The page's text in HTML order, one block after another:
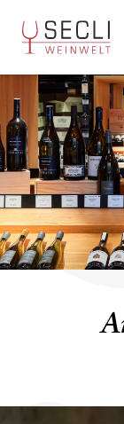
WEINE
& MEHR
ÜBER UNS